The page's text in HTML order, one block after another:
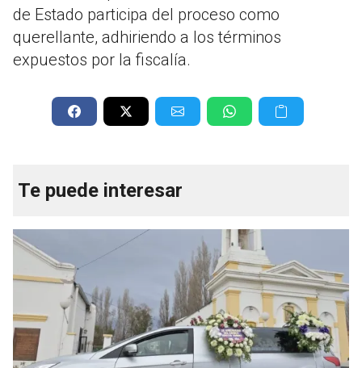
de Estado participa del proceso como
querellante, adhiriendo a los términos
expuestos por la fiscalía.
Te puede interesar